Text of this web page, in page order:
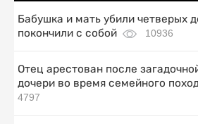
Бабушка и мать убили четверых
покончили с собой
10936
Отец арестован после
дочери во время семейного
4797